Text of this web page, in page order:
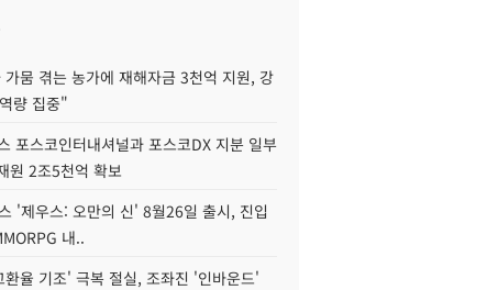
가뭄 겪는 농가에 재해자금 3천억 지원, 강
량 집중"
포스코인터내셔널과 포스코DX 지분 일부
원 2조5천억 확보
'제우스: 오만의 신' 8월26일 출시, 진입
내..
환율 기조' 극복 절실, 조좌진 '인바운드'